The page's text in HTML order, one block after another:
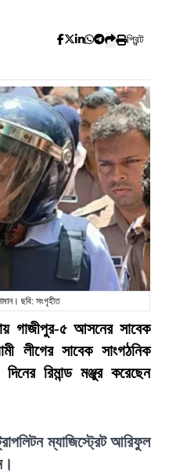
প্রিন্ট
ছবি: সংগৃহীত
গাজীপুর-৫ আসনের সাবেক
লীগের সাবেক সাংগঠনিক
রিমান্ড মঞ্জুর করেছেন
ম্যাজিস্ট্রেট আরিফুল